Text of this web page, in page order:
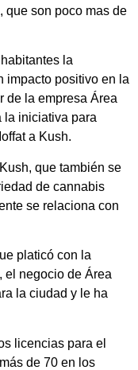
que son poco mas de
la
impacto positivo en la
de la empresa Área
la iniciativa para
a Kush.
que también se
de cannabis
se relaciona con
platicó con la
el negocio de Área
la ciudad y le ha
licencias para el
de 70 en los